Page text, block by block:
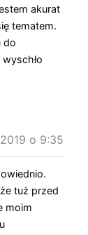
akurat
tematem.
do
o 9:35
tuż przed
moim